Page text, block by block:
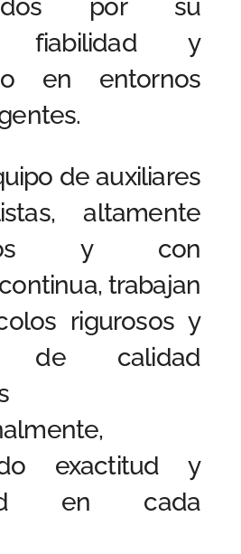
por su
fiabilidad y
en entornos
de auxiliares
altamente
y con
trabajan
rigurosos y
de calidad
exactitud y
en cada